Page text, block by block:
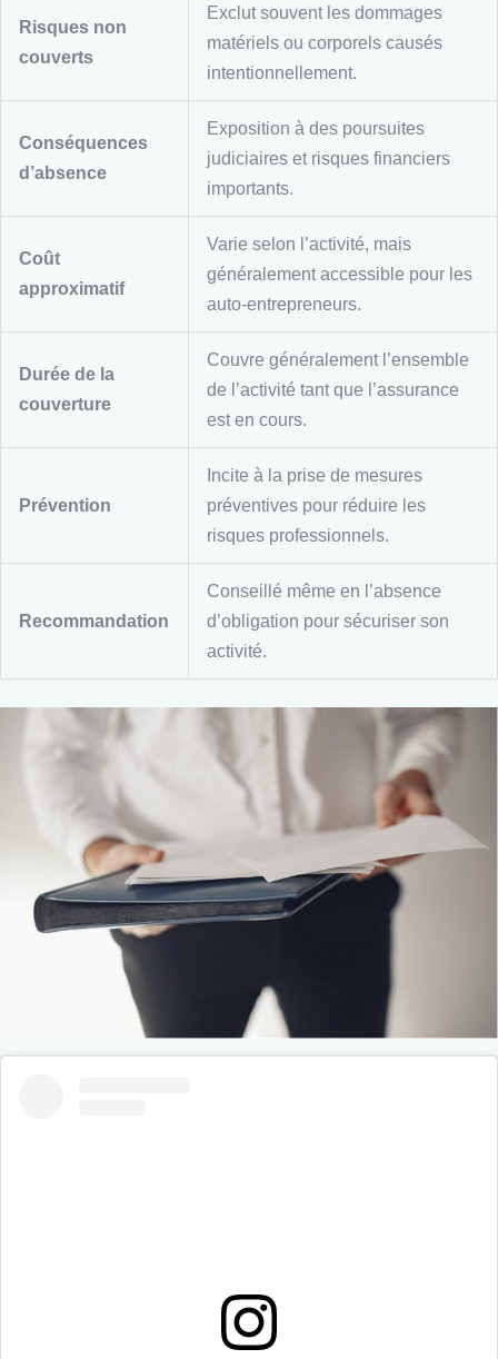
Risques non
couverts
Exclut souvent les dommages
matériels ou corporels causés
intentionnellement.
Conséquences
d’absence
Exposition à des poursuites
judiciaires et risques financiers
importants.
Coût
approximatif
Varie selon l’activité, mais
généralement accessible pour les
auto-entrepreneurs.
Durée de la
couverture
Couvre généralement l’ensemble
de l’activité tant que l’assurance
est en cours.
Prévention
Incite à la prise de mesures
préventives pour réduire les
risques professionnels.
Recommandation
Conseillé même en l’absence
d’obligation pour sécuriser son
activité.